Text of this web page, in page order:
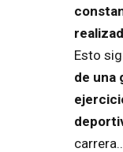
Esto
de una